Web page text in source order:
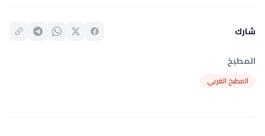
شارك
المطبخ
المطبخ الغربي